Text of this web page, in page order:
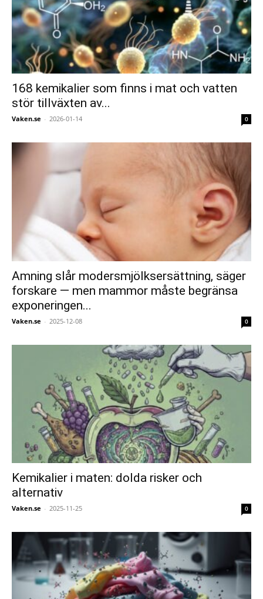
168 kemikalier som finns i mat och vatten
stör tillväxten av...
Vaken.se - 2026-01-14 0
Amning slår modersmjölksersättning, säger
forskare — men mammor måste begränsa
exponeringen...
Vaken.se - 2025-12-08 0
Kemikalier i maten: dolda risker och
alternativ
Vaken.se - 2025-11-25 0